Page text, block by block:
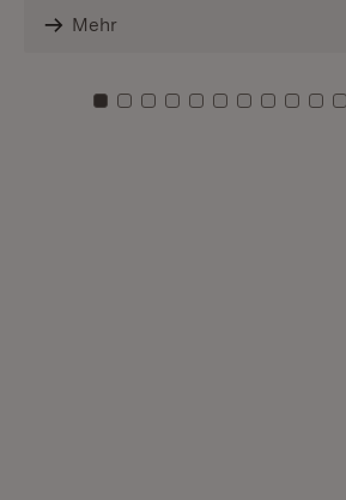
Mehr
Zu Kachel: 0
Zu Kachel: 1
Zu Kachel: 2
Zu Kachel: 3
Zu Kachel: 4
Zu Kachel: 5
ZuZuZu